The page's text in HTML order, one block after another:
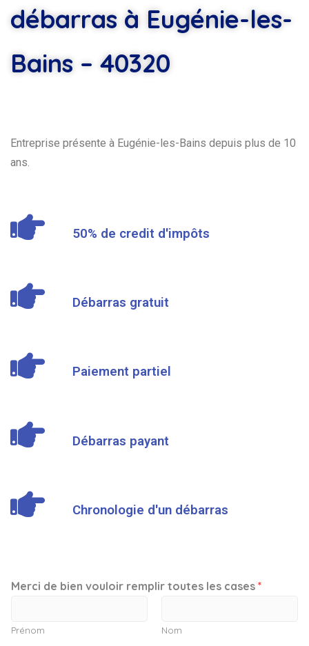
débarras à Eugénie-les-
Bains – 40320
Entreprise présente à Eugénie-les-Bains depuis plus de 10
ans.
50% de credit d'impôts
Débarras gratuit
Paiement partiel
Débarras payant
Chronologie d'un débarras
Merci de bien vouloir remplir toutes les cases *
Prénom Nom